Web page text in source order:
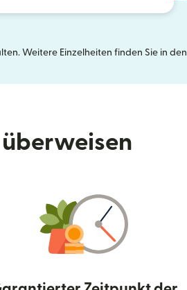
Weitere Einzelheiten finden Sie in den
geöffnet)